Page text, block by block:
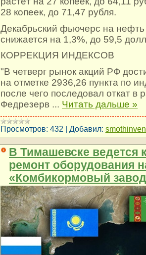
28 копеек, до 71,47 рубля.
Декабрьский фьючерс на
снижается на 1,3%, до 59,5
КОРРЕКЦИЯ ИНДЕКСОВ
"В четверг рынок акций РФ
на отметке 2936,26 пункта по
после чего последовал откат в
Федрезерв ... Читать дальше »
Просмотров: 432 | Добавил:
В Тимашевске ведется
ремонт оборудования
«Комбикормовый